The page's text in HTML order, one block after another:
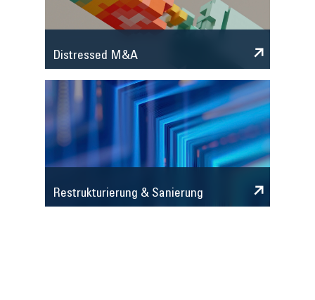
Distressed M&A
Restrukturierung & Sanierung